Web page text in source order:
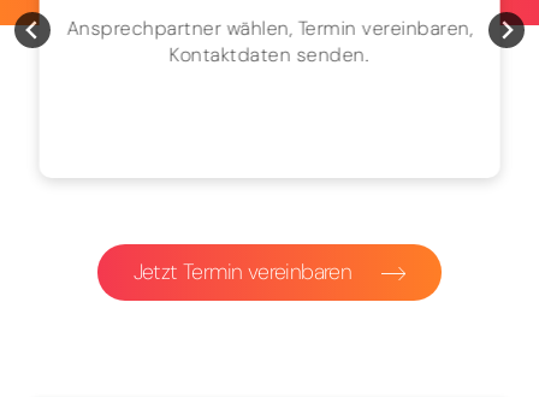
Ansprechpartner wählen, Termin vereinbaren,
Kontaktdaten senden.
Jetzt Termin vereinbaren